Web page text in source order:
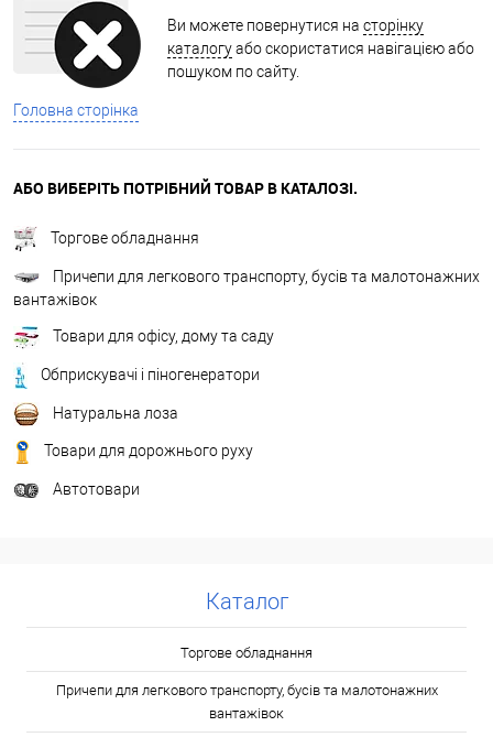
Ви можете повернутися на сторінку
каталогуабо скористатися навігацією або
пошуком по сайту.
Головна сторінка
АБО ВИБЕРІТЬ ПОТРІБНИЙ ТОВАР В КАТАЛОЗІ.
Торгове обладнання
Причепи для легкового транспорту, бусів та малотонажних
вантажівок
Товари для офісу, дому та саду
Обприскувачі і піногенератори
Натуральна лоза
Товари для дорожнього руху
Автотовари
Каталог
Торгове обладнання
Причепи для легкового транспорту, бусів та малотонажних
вантажівок